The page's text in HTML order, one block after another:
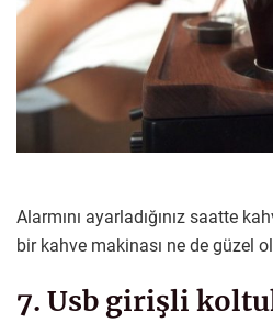
Alarmını ayarladığınız saatte
bir kahve makinası ne de güzel
7. Usb girişli